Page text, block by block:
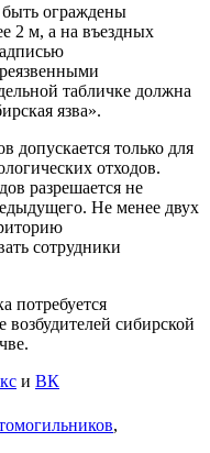
ограждены
2 м, а на въездных
табличке должна
язва».
допускается только для
отходов.
разрешается не
Не менее двух
сотрудники
потребуется
возбудителей сибирской
и ВК
,